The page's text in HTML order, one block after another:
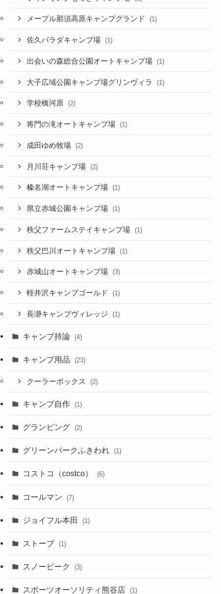
メープル那須高原キャンプグランド (1)
佐久パラダキャンプ場 (1)
出会いの森総合公園オートキャンプ場 (1)
大子広域公園キャンプ場グリンヴィラ (1)
学校橋河原 (2)
将門の滝オートキャンプ場 (1)
成田ゆめ牧場 (2)
月川荘キャンプ場 (2)
榛名湖オートキャンプ場 (1)
県立赤城公園キャンプ場 (1)
秩父ファームステイキャンプ場 (1)
秩父巴川オートキャンプ場 (1)
赤城山オートキャンプ場 (3)
軽井沢キャンプゴールド (1)
長瀞キャンプヴィレッジ (1)
キャンプ持論 (4)
キャンプ用品 (23)
クーラーボックス (2)
キャンプ自作 (1)
グランピング (2)
グリーンパークふきわれ (1)
コストコ（costco） (6)
コールマン (7)
ジョイフル本田 (1)
ストーブ (1)
スノーピーク (3)
スポーツオーソリティ熊谷店 (1)